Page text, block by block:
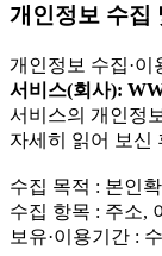
개인정보 수집
개인정보 수집·이
서비스(회사):
서비스의 개인정
자세히 읽어 보신
수집 목적 : 본인
수집 항목 : 주소,
보유·이용기간 :